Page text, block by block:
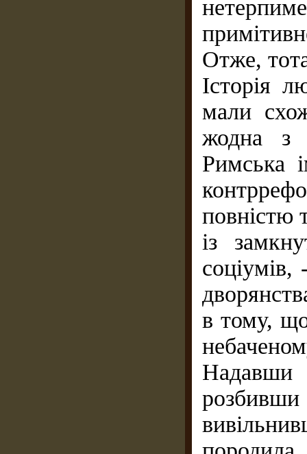
Отже,
Історія
мали
жодна з
Римська
повністю
із
соціумів,
в тому,
Надавши